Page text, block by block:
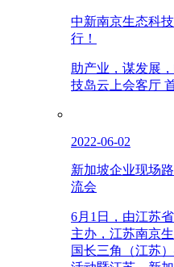
中新南京生态科
行！
助产业，谋发展
技岛云上会客厅
2022-06-02
新加坡企业现场
流会
6月1日，由江苏
主办，江苏南京
国长三角（江苏